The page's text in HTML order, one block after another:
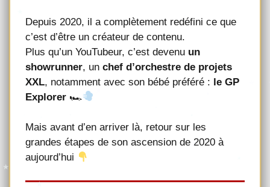
Depuis 2020, il a complètement redéfini ce que
c’est d’être un créateur de contenu.
Plus qu’un YouTubeur, c’est devenu un
showrunner, un chef d’orchestre de projets
XXL, notamment avec son bébé préféré : le GP
Explorer 🏎
Mais avant d’en arriver là, retour sur les
grandes étapes de son ascension de 2020 à
aujourd’hui